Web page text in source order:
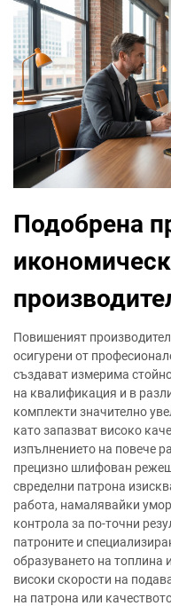
Подобрена
Повишеният
осигурени от
създават измерима
на квалификация и в
комплекти значително
като запазват високо
изпълнението на повече
прецизно шлифован
свределни патрона
работа, намалявайки
контрола за по-точни
патроните и
образуването на топлина
високи скорости на
на патрона или